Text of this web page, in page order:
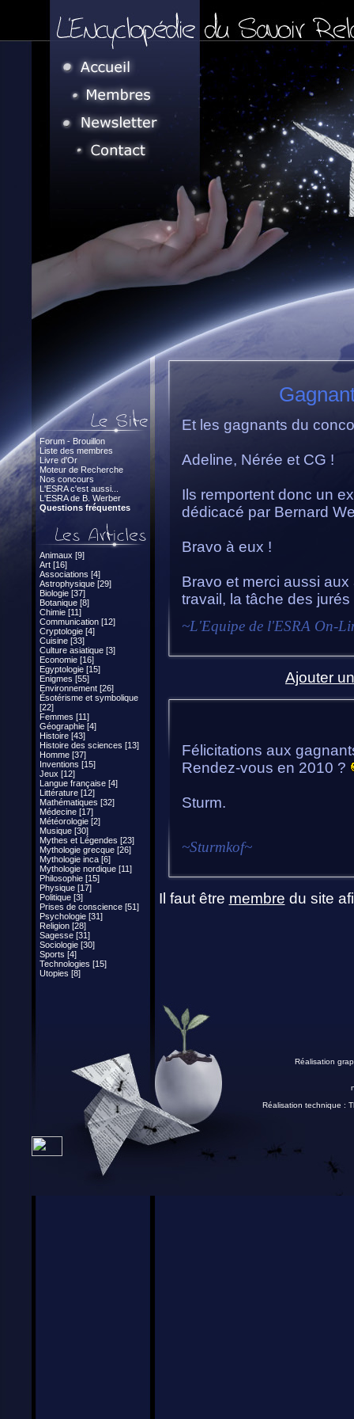
Forum - Brouillon
Liste des membres
Livre d'Or
Moteur de Recherche
Nos concours
L'ESRA c'est aussi...
L'ESRA de B. Werber
Questions fréquentes
Animaux [9]
Art [16]
Associations [4]
Astrophysique [29]
Biologie [37]
Botanique [8]
Chimie [11]
Communication [12]
Cryptologie [4]
Cuisine [33]
Culture asiatique [3]
Economie [16]
Egyptologie [15]
Enigmes [55]
Environnement [26]
Ésotérisme et symbolique
[22]
Femmes [11]
Géographie [4]
Histoire [43]
Histoire des sciences [13]
Homme [37]
Inventions [15]
Jeux [12]
Langue française [4]
Littérature [12]
Mathématiques [32]
Médecine [17]
Météorologie [2]
Musique [30]
Mythes et Légendes [23]
Mythologie grecque [26]
Mythologie inca [6]
Mythologie nordique [11]
Philosophie [15]
Physique [17]
Politique [3]
Prises de conscience [51]
Psychologie [31]
Religion [28]
Sagesse [31]
Sociologie [30]
Sports [4]
Technologies [15]
Utopies [8]
Et les gagnants du
Adeline, Nérée et CG !
Ils remportent donc un
dédicacé par Bernard
Bravo à eux !
Bravo et merci aussi
travail, la tâche des
~L'Equipe de l'ESRA On-
Ajouter
Félicitations aux
Rendez-vous en 2010 ?
Sturm.
~Sturmkof~
Il faut être membre du site
Réalisation
Réalisation technique :